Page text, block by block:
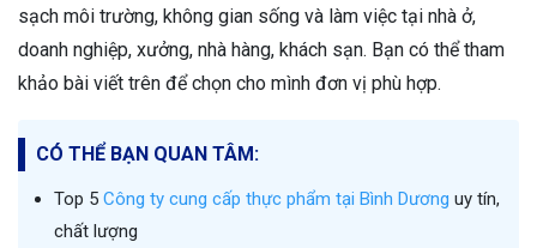
sạch môi trường, không gian sống và làm việc tại nhà ở,
doanh nghiệp, xưởng, nhà hàng, khách sạn. Bạn có thể tham
khảo bài viết trên để chọn cho mình đơn vị phù hợp.
CÓ THỂ BẠN QUAN TÂM:
Top 5 Công ty cung cấp thực phẩm tại Bình Dương uy tín,
chất lượng